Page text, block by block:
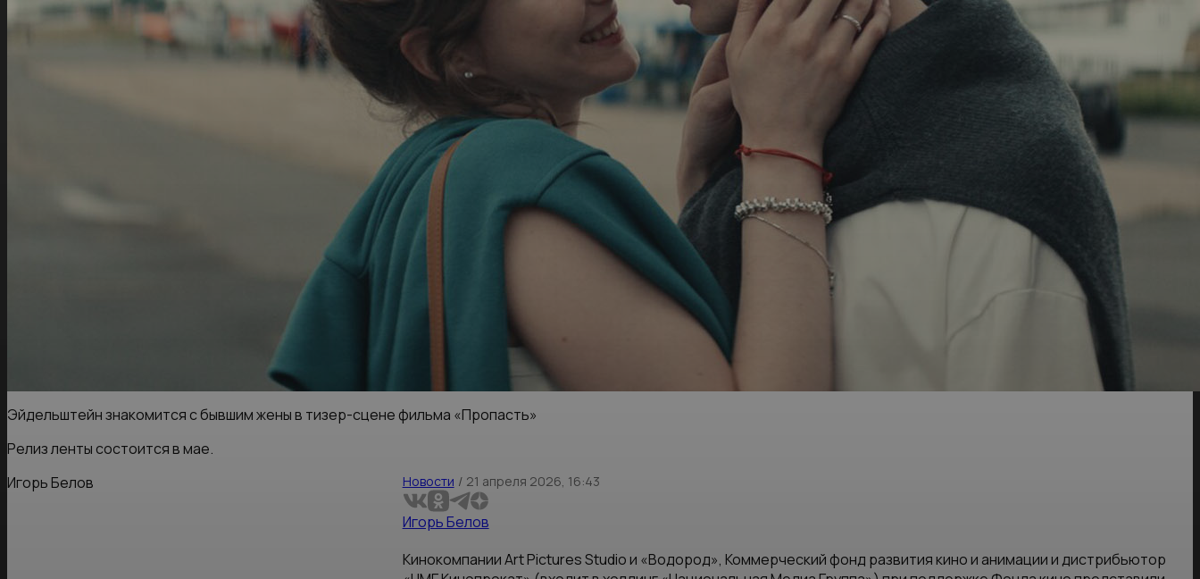
Эйдельштейн знакомится с бывшим жены в тизер-сцене фильма «Пропасть»
Релиз ленты состоится в мае.
Игорь Белов
Новости / 21 апреля 2026, 16:43
Игорь Белов
Кинокомпании Art Pictures Studio и «Водород», Коммерческий фонд развития кино и анимации и дистрибьютор